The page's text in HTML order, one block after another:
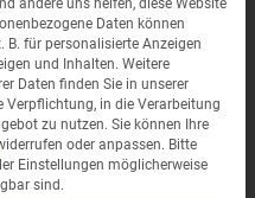
andere uns helfen, diese Website
Daten können
B. für personalisierte Anzeigen
und Inhalten. Weitere
Daten finden Sie in unserer
Verpflichtung, in die Verarbeitung
zu nutzen. Sie können Ihre
oder anpassen. Bitte
Einstellungen möglicherweise
sind.